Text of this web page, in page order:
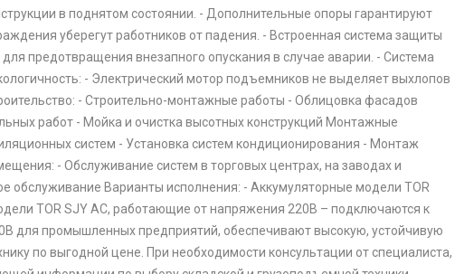
в поднятом состоянии. - Дополнительные опоры гарантируют
уберегут работников от падения. - Встроенная система защиты
предотвращения внезапного опускания в случае аварии. - Система
- Электрический мотор подъемников не выделяет выхлопов
- Строительно-монтажные работы - Облицовка фасадов
работ - Мойка и очистка высотных конструкций Монтажные
систем - Установка систем кондиционирования - Монтаж
- Обслуживание систем в торговых центрах, на заводах и
обслуживание Варианты исполнения: - Аккумуляторные модели TOR
TOR SJY AC, работающие от напряжения 220В – подключаются к
для промышленных предприятий, обеспечивают высокую, устойчивую
по выгодной цене. При необходимости консультации от специалиста,